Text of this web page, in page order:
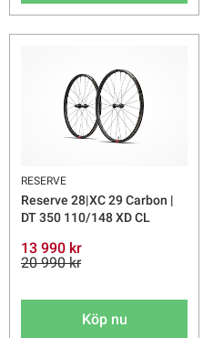
RESERVE
Reserve 28|XC 29 Carbon |
DT 350 110/148 XD CL
13 990 kr
20 990 kr
Köp nu